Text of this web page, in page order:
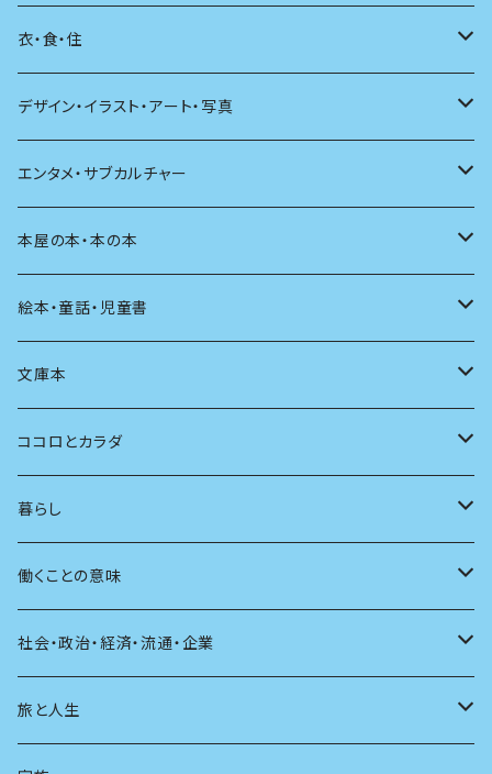
日本語
文学理論
評論
文章術
日記
ノンフィクション
その他
評論
言葉
言語
批評
アンソロジー
自伝・伝記
詩
短歌
その他
衣・食・住
着る
食べる
料理
発酵・麹
住う
その他
デザイン・イラスト・アート・写真
デザイン
イラスト
アート
写真
その他
インテリア
ファッション
建築
スポーツ
エンタメ・サブカルチャー
映画
音楽
マンガ
テレビ
ラジオ
マガジン
その他
アニメ
本屋の本・本の本
本屋さんの本
本の本
読書
絵本・童話・児童書
小さいお子さん向け
自分で読めるようになったら
大人も楽しい絵本
海外絵本
童話
その他
文庫本
男性作家
女性作家
その他
ココロとカラダ
フェミニズム
カウンセリング
人間関係
健康
暮らし
料理
育児
日常生活
働くことの意味
仕事のヒント
社会・政治・経済・流通・企業
過去
旅と人生